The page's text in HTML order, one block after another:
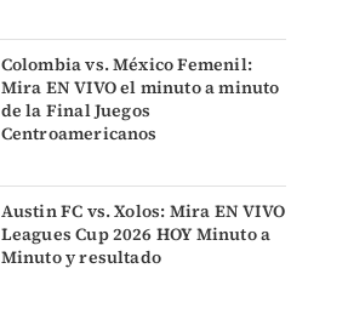
Colombia vs. México Femenil:
Mira EN VIVO el minuto a minuto
de la Final Juegos
Centroamericanos
Austin FC vs. Xolos: Mira EN VIVO
Leagues Cup 2026 HOY Minuto a
Minuto y resultado